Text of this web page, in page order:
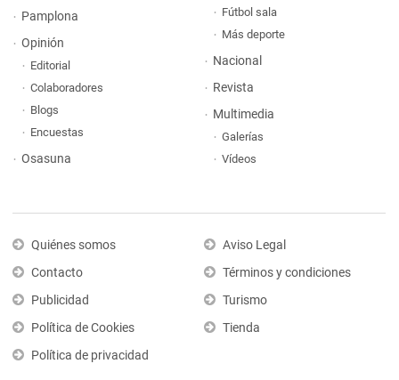
Pamplona
Opinión
Editorial
Colaboradores
Blogs
Encuestas
Osasuna
Fútbol sala
Más deporte
Nacional
Revista
Multimedia
Galerías
Vídeos
Quiénes somos
Contacto
Publicidad
Política de Cookies
Política de privacidad
Aviso Legal
Términos y condiciones
Turismo
Tienda